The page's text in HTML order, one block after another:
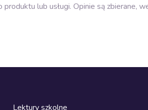
lub usługi. Opinie są zbierane,
Lektury szkolne